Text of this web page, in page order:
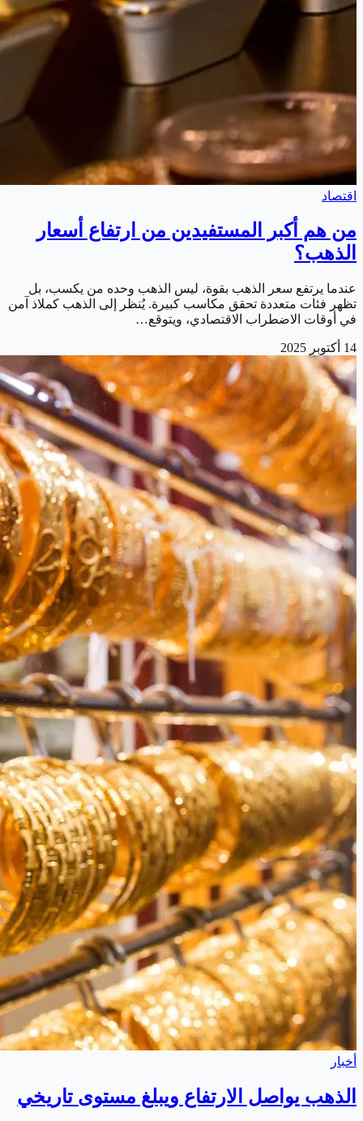
اقتصاد
من هم أكبر المستفيدين من ارتفاع أسعار
الذهب؟
عندما يرتفع سعر الذهب بقوة، ليس الذهب وحده من يكسب، بل
تظهر فئات متعددة تحقق مكاسب كبيرة. يُنظر إلى الذهب كملاذ آمن
في أوقات الاضطراب الاقتصادي، ويتوقع…
14 أكتوبر 2025
أخبار
الذهب يواصل الارتفاع ويبلغ مستوى تاريخي